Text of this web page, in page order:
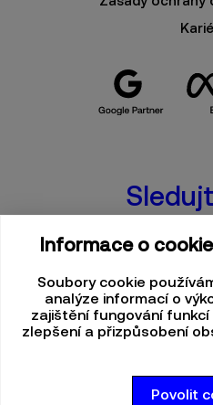
Informace o
Soubory cookie
analýze informací o
zajištění fungování funkcí
zlepšení a přizpůsobení
Povolit
X